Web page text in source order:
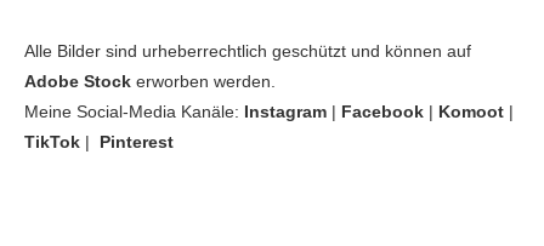
Alle Bilder sind urheberrechtlich geschützt und können auf
Adobe Stock erworben werden.
Meine Social-Media Kanäle: Instagram | Facebook | Komoot |
TikTok | Pinterest